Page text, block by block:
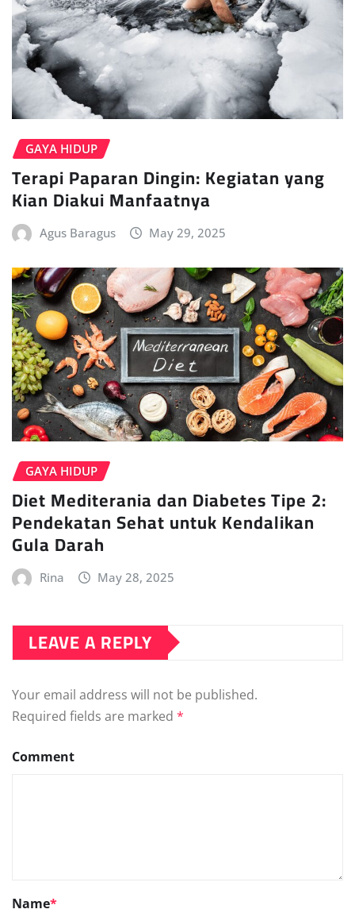
GAYA HIDUP
Terapi Paparan Dingin: Kegiatan yang
Kian Diakui Manfaatnya
Agus Baragus May 29, 2025
GAYA HIDUP
Diet Mediterania dan Diabetes Tipe 2:
Pendekatan Sehat untuk Kendalikan
Gula Darah
Rina May 28, 2025
LEAVE A REPLY
Your email address will not be published.
Required fields are marked *
Comment
Name*